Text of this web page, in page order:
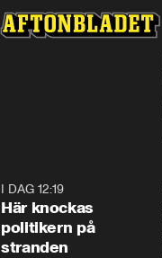
I DAG 12:19
Här knockas
politikern på
stranden